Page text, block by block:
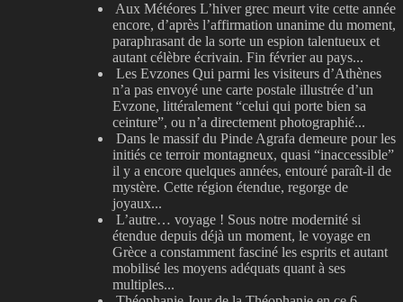
Aux Météores L’hiver grec meurt vite cette année
encore, d’après l’affirmation unanime du moment,
paraphrasant de la sorte un espion talentueux et
autant célèbre écrivain. Fin février au pays...
Les Evzones Qui parmi les visiteurs d’Athènes
n’a pas envoyé une carte postale illustrée d’un
Evzone, littéralement “celui qui porte bien sa
ceinture”, ou n’a directement photographié...
Dans le massif du Pinde Agrafa demeure pour les
initiés ce terroir montagneux, quasi “inaccessible”
il y a encore quelques années, entouré paraît-il de
mystère. Cette région étendue, regorge de
joyaux...
L’autre… voyage ! Sous notre modernité si
étendue depuis déjà un moment, le voyage en
Grèce a constamment fasciné les esprits et autant
mobilisé les moyens adéquats quant à ses
multiples...